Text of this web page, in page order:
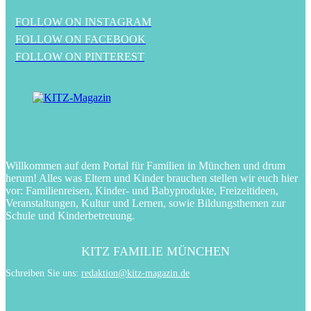
FOLLOW ON INSTAGRAM
FOLLOW ON FACEBOOK
FOLLOW ON PINTEREST
Willkommen auf dem Portal für Familien in München und drum
herum! Alles was Eltern und Kinder brauchen stellen wir euch hier
vor: Familienreisen, Kinder- und Babyprodukte, Freizeitideen,
Veranstaltungen, Kultur und Lernen, sowie Bildungsthemen zur
Schule und Kinderbetreuung.
KITZ FAMILIE MÜNCHEN
Schreiben Sie uns: redaktion@kitz-magazin.de